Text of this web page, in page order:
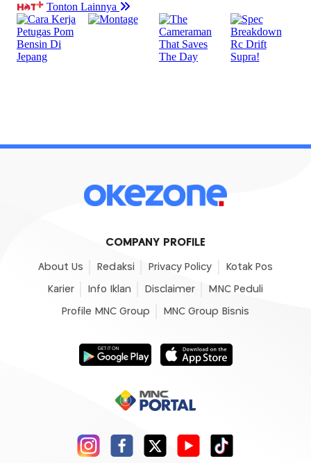
COMPANY PROFILE
About Us Redaksi Privacy Policy Kotak Pos
Karier Info Iklan Disclaimer MNC Peduli
Profile MNC Group MNC Group Bisnis